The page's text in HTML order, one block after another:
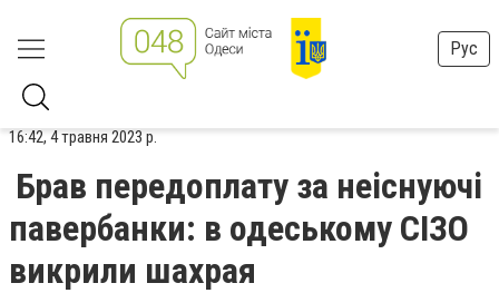
Рус
16:42, 4 травня 2023 р.
Брав передоплату за неіснуючі
павербанки: в одеському СІЗО
викрили шахрая